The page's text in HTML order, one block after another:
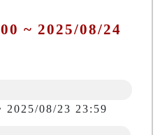
~ 2025/08/24
2025/08/23 23:59